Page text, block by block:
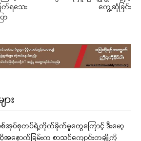
တ်ရသေး
ာ
တွေ့ဆုံခြင်း
း
စ်အုပ်စုတပ်ရဲ့တိုက်ခိုက်မှုတွေကြောင့် ဒီးမော့
နောက်ခြမ်းက စာသင်ကျောင်းတချို့ကို